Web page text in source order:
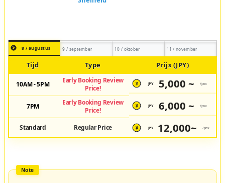
8 / augustus 9 / september 10 / oktober 11 / november
Tijd Type Prijs (JPY)
10AM - 5PM
Early Booking Review
Price!
¥ JPY 5,000 ~ /pax
7PM
Early Booking Review
Price!
¥ JPY 6,000 ~ /pax
Standard Regular Price ¥ JPY 12,000~ /pax